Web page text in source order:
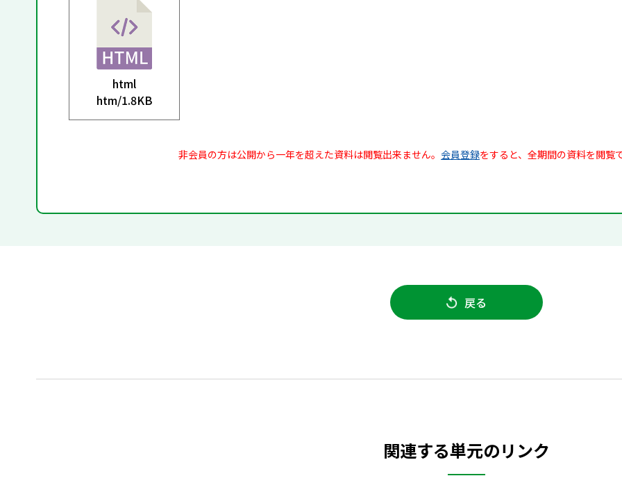
html
htm/1.8KB
非会員の方は公開から一年を超えた資料は閲覧出来ません。 会員登録をすると、全期間の資料を閲覧
戻る
関連する単元のリンク